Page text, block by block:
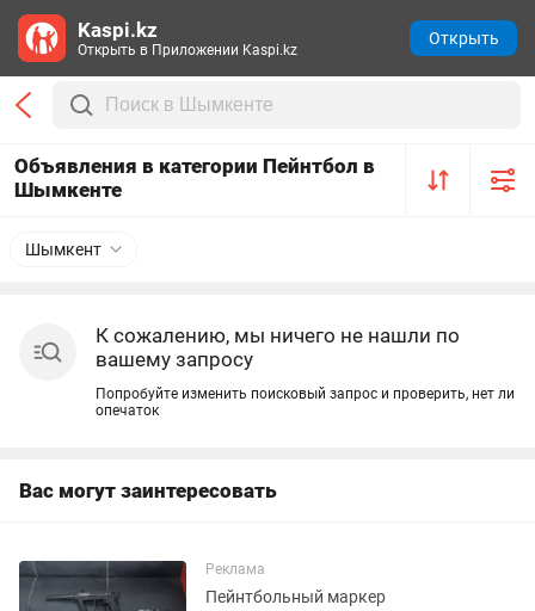
Объявления в категории Пейнтбол в
Шымкенте
Шымкент
К сожалению, мы ничего не нашли по
вашему запросу
Попробуйте изменить поисковый запрос и проверить, нет ли
опечаток
Вас могут заинтересовать
Реклама
Пейнтбольный маркер
Kaspi.kz
Открыть в Приложении Kaspi.kz
Открыть